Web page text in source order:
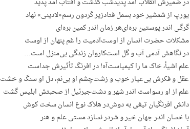
یورپ‌ از شمشیر خود بسمل‌ فتادزیر گردون‌ رسم«لادینی» نهاد
گرگی‌ اندر پوستین‌ بره‌ای‌هر زمان‌ اندر کمین‌ بره‌ای‌
مشکلات‌ حضرت‌ انسان‌ از اوست‌آدمیت‌ را غم‌ پنهان‌ از اوست‌
در نگاهش‌ آدمی‌ آب‌ و گل‌ است‌کاروان‌ زندگی‌ بی‌منزل‌ است…
علم‌ اشیأ، خاک‌ ما را کیمیاست‌آه! در افرنگ‌ تأثیرش‌ جداست‌
عقل‌ و فکرش‌ بی‌عیار خوب‌ و زشت‌چشم‌ او بی‌نم، دل‌ او سنگ‌ و خشت‌
علم‌ از او رسواست‌ اندر شهر و دشت‌جبرئیل‌ از صحبتش‌ ابلیس‌ گشت‌
دانش‌ افرنگیان‌ تیغی‌ به‌ دوش‌در هلاک‌ نوع‌ انسان‌ سخت‌ کوش‌
با خسان‌ اندر جهان‌ خیر و شردر نسازد مستی‌ علم‌ و هنر